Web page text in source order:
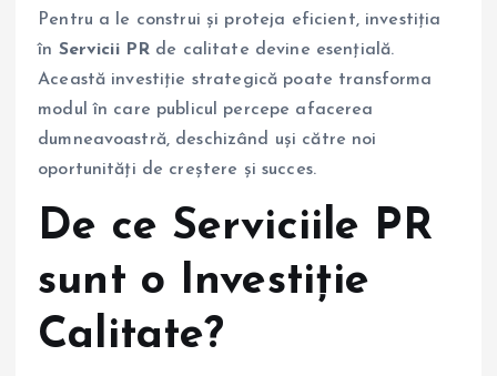
Pentru a le construi și proteja eficient, investiția
în Servicii PR de calitate devine esențială.
Această investiție strategică poate transforma
modul în care publicul percepe afacerea
dumneavoastră, deschizând uși către noi
oportunități de creștere și succes.
De ce Serviciile PR
sunt o Investiție
Calitate?